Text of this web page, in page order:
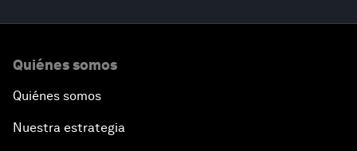
Quiénes somos
Quiénes somos
Nuestra estrategia